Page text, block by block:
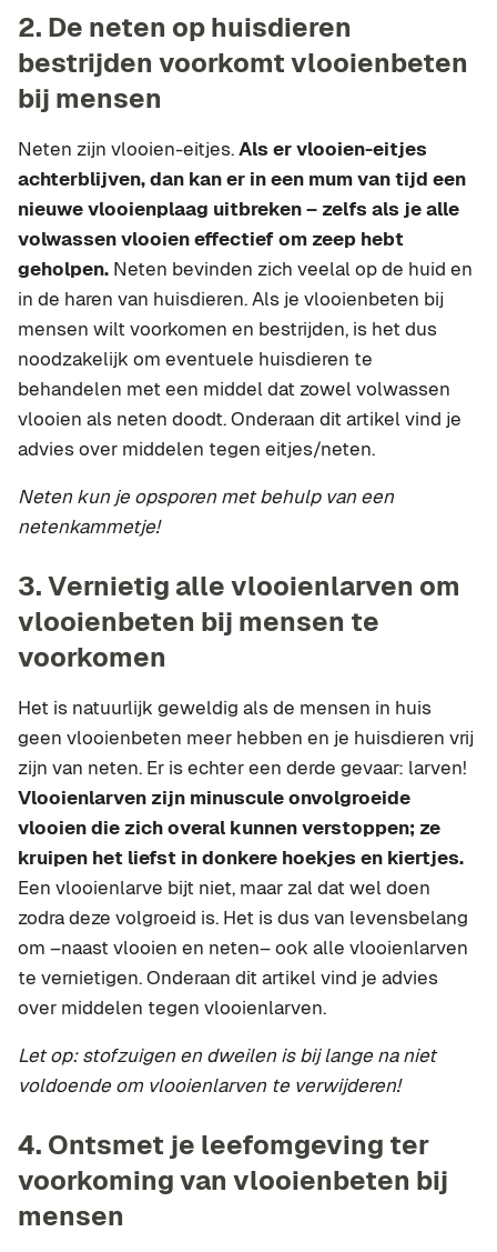
2. De neten op huisdieren
bestrijden voorkomt vlooienbeten
bij mensen
Neten zijn vlooien-eitjes.Als er vlooien-eitjes
achterblijven, dan kan er in een mum van tijd een
nieuwe vlooienplaag uitbreken – zelfs als je alle
volwassen vlooien effectief om zeep hebt
geholpen. Neten bevinden zich veelal op de huid en
in de haren van huisdieren. Als je vlooienbeten bij
mensen wilt voorkomen en bestrijden, is het dus
noodzakelijk om eventuele huisdieren te
behandelen met een middel dat zowel volwassen
vlooien als neten doodt. Onderaan dit artikel vind je
advies over middelen tegen eitjes/neten.
Neten kun je opsporen met behulp van een
netenkammetje!
3. Vernietig alle vlooienlarven om
vlooienbeten bij mensen te
voorkomen
Het is natuurlijk geweldig als de mensen in huis
geen vlooienbeten meer hebben en je huisdieren vrij
zijn van neten. Er is echter een derde gevaar: larven!
Vlooienlarven zijn minuscule onvolgroeide
vlooien die zich overal kunnen verstoppen; ze
kruipen het liefst in donkere hoekjes en kiertjes.
Een vlooienlarve bijt niet, maar zal dat wel doen
zodra deze volgroeid is. Het is dus van levensbelang
om –naast vlooien en neten– ook alle vlooienlarven
te vernietigen. Onderaan dit artikel vind je advies
over middelen tegen vlooienlarven.
Let op: stofzuigen en dweilen is bij lange na niet
voldoende om vlooienlarven te verwijderen!
4. Ontsmet je leefomgeving ter
voorkoming van vlooienbeten bij
mensen